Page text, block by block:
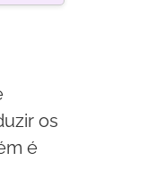
os
é